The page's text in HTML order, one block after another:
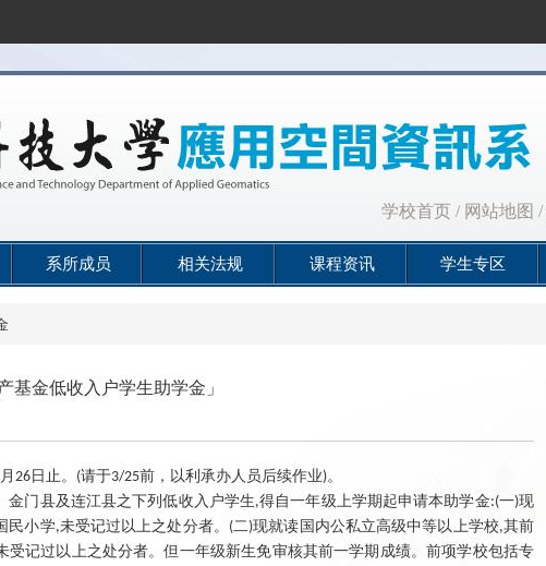
学校首页 / 网站地图 /
系所成员 相关法规 课程资讯 学生专区
基金低收入户学生助学金」
月 26 日止。 (请于3/25前，以利承办人员后续作业)。
金门县及连江县之下列低收入户学生,得自一年级上学期起申请本助学金:(一)现
民小学,未受记过以上之处分者。 (二)现就读国内公私立高级中等以上学校,其前
受记过以上之处分者。但一年级新生免审核其前一学期成绩。前项学校包括专